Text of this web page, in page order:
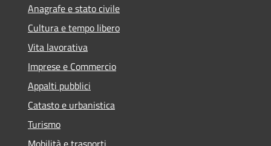
Anagrafe e stato civile
Cultura e tempo libero
Vita lavorativa
Imprese e Commercio
Appalti pubblici
Catasto e urbanistica
Turismo